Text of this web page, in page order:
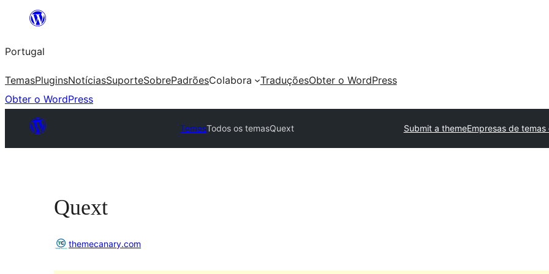
Saltar
o
conteúdo
Portugal
TemasPluginsNotíciasSuporteSobrePadrõesColabora TraduçõesObter o WordPress
Obter o WordPress
TemasTodos os temasQuext Submit a themeEmpresas de temas
Quext
themecanary.com